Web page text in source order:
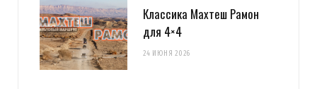
Классика Махтеш Рамон
для 4×4
24 ИЮНЯ 2026